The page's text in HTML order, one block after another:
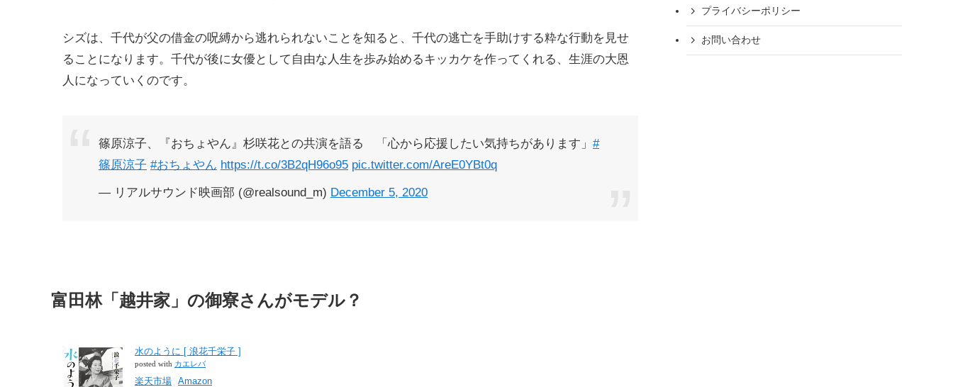
シズは、千代が父の借金の呪縛から逃れられないことを知ると、千代の逃亡を手助けする粋な行動を見せ
ることになります。千代が後に女優として自由な人生を歩み始めるキッカケを作ってくれる、生涯の大恩
人になっていくのです。
篠原涼子、『おちょやん』杉咲花との共演を語る 「心から応援したい気持ちがあります」 #
篠原涼子 #おちょやん https://t.co/3B2qH96o95 pic.twitter.com/AreE0YBt0q
— リアルサウンド映画部 (@realsound_m) December 5, 2020
富田林「越井家」の御寮さんがモデル？
水のように [ 浪花千栄子 ]
posted with カエレバ
楽天市場 Amazon
プライバシーポリシー
お問い合わせ